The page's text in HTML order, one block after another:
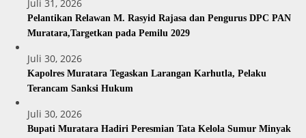
Juli 31, 2026
Pelantikan Relawan M. Rasyid Rajasa dan Pengurus DPC PAN
Muratara,Targetkan pada Pemilu 2029
Juli 30, 2026
Kapolres Muratara Tegaskan Larangan Karhutla, Pelaku
Terancam Sanksi Hukum
Juli 30, 2026
Bupati Muratara Hadiri Peresmian Tata Kelola Sumur Minyak